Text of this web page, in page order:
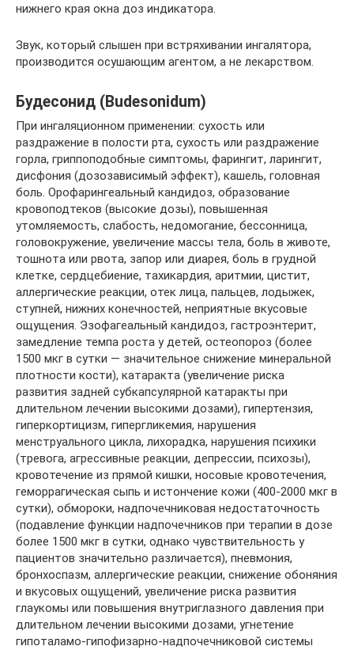
нижнего края окна доз индикатора.
Звук, который слышен при встряхивании ингалятора,
производится осушающим агентом, а не лекарством.
Будесонид (Budesonidum)
При ингаляционном применении: сухость или
раздражение в полости рта, сухость или раздражение
горла, гриппоподобные симптомы, фарингит, ларингит,
дисфония (дозозависимый эффект), кашель, головная
боль. Орофарингеальный кандидоз, образование
кровоподтеков (высокие дозы), повышенная
утомляемость, слабость, недомогание, бессонница,
головокружение, увеличение массы тела, боль в животе,
тошнота или рвота, запор или диарея, боль в грудной
клетке, сердцебиение, тахикардия, аритмии, цистит,
аллергические реакции, отек лица, пальцев, лодыжек,
ступней, нижних конечностей, неприятные вкусовые
ощущения. Эзофагеальный кандидоз, гастроэнтерит,
замедление темпа роста у детей, остеопороз (более
1500 мкг в сутки — значительное снижение минеральной
плотности кости), катаракта (увеличение риска
развития задней субкапсулярной катаракты при
длительном лечении высокими дозами), гипертензия,
гиперкортицизм, гипергликемия, нарушения
менструального цикла, лихорадка, нарушения психики
(тревога, агрессивные реакции, депрессии, психозы),
кровотечение из прямой кишки, носовые кровотечения,
геморрагическая сыпь и истончение кожи (400-2000 мкг в
сутки), обмороки, надпочечниковая недостаточность
(подавление функции надпочечников при терапии в дозе
более 1500 мкг в сутки, однако чувствительность у
пациентов значительно различается), пневмония,
бронхоспазм, аллергические реакции, снижение обоняния
и вкусовых ощущений, увеличение риска развития
глаукомы или повышения внутриглазного давления при
длительном лечении высокими дозами, угнетение
гипоталамо-гипофизарно-надпочечниковой системы